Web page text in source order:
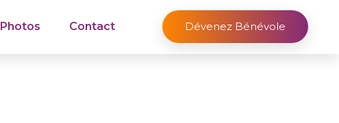
Photos Contact Dévenez Bénévole